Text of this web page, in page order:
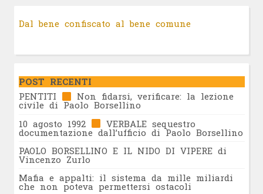
Dal bene confiscato al bene comune
POST RECENTI
PENTITI
Non fidarsi, verificare: la lezione
civile di Paolo Borsellino
10 agosto 1992
VERBALE sequestro
documentazione dall’ufficio di Paolo Borsellino
PAOLO BORSELLINO E IL NIDO DI VIPERE di
Vincenzo Zurlo
Mafia e appalti: il sistema da mille miliardi
che non poteva permettersi ostacoli